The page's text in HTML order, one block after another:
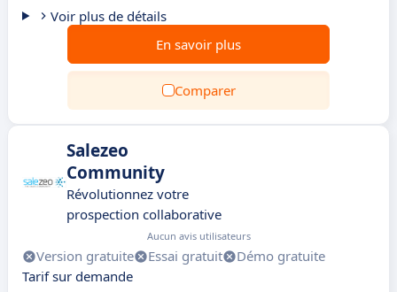
Voir plus de détails
En savoir plus
Comparer
Salezeo
Community
Révolutionnez votre
prospection collaborative
Aucun avis utilisateurs
Version gratuite Essai gratuit
Démo gratuite
Tarif sur demande